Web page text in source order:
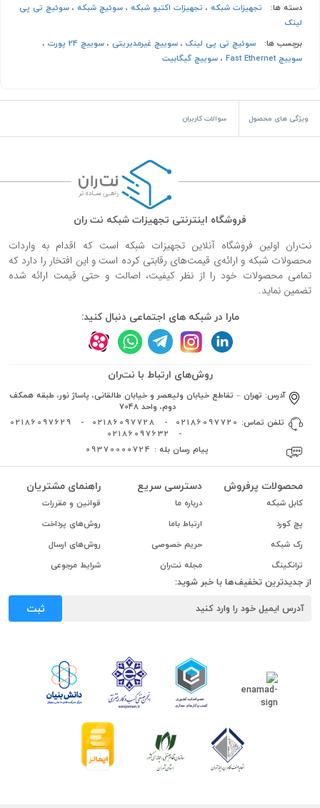
دسته ها:
تجهیزات شبکه، تجهیزات اکتیو شبکه، سوئیچ شبکه، سوئیچ تی پی
لینک
برچسب ها:
سوئیچ تی پی لینک، سوییچ غیرمدیریتی، سوییچ 24 پورت
،
سوییچ Fast Ethernet
، سوییچ گیگابیت
ویژگی های محصول سوالات کاربران
فروشگاه اینترنتی تجهیزات شبکه نت ران
نت‌ران اولین فروشگاه آنلاین تجهیزات شبکه است که اقدام به واردات
محصولات شبکه و ارائه‌ی قیمت‌های رقابتی کرده است و این افتخار را دارد که
تمامی محصولات خود را از نظر کیفیت، اصالت و حتی قیمت ارائه شده
تضمین نماید.
مارا در شبکه های اجتماعی دنبال کنید:
روش‌های ارتباط با نت‌ران
آدرس:تهران – تقاطع خیابان ولیعصر و خیابان طالقانی، پاساژ نور، طبقه همکف
دوم، واحد 7048
تلفن تماس:02186097720
02186097728
02186097629
02186097632
پیام رسان بله : 09370000724
محصولات پرفروش
کابل شبکه
پچ کورد
رک شبکه
ترانکینگ
دسترسی سریع
درباره ما
ارتباط باما
حریم خصوصی
مجله نت‌ران
راهنمای مشتریان
قوانین و مقررات
روش‌های پرداخت
روش‌های ارسال
شرایط مرجوعی
از جدیدترین تخفیف‌ها با خبر شوید:
ثبت